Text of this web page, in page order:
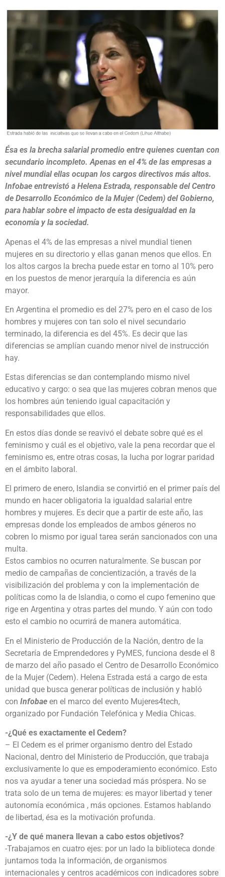
Ésa es la brecha salarial promedio entre quienes cuentan con
secundario incompleto. Apenas en el 4% de las empresas a
nivel mundial ellas ocupan los cargos directivos más altos.
Infobae entrevistó a Helena Estrada, responsable del Centro
de Desarrollo Económico de la Mujer (Cedem) del Gobierno,
para hablar sobre el impacto de esta desigualdad en la
economía y la sociedad.
Apenas el 4% de las empresas a nivel mundial tienen
mujeres en su directorio y ellas ganan menos que ellos. En
los altos cargos la brecha puede estar en torno al 10% pero
en los puestos de menor jerarquía la diferencia es aún
mayor.
En Argentina el promedio es del 27% pero en el caso de los
hombres y mujeres con tan solo el nivel secundario
terminado, la diferencia es del 45%. Es decir que las
diferencias se amplían cuando menor nivel de instrucción
hay.
Estas diferencias se dan contemplando mismo nivel
educativo y cargo: o sea que las mujeres cobran menos que
los hombres aún teniendo igual capacitación y
responsabilidades que ellos.
En estos días donde se reavivó el debate sobre qué es el
feminismo y cuál es el objetivo, vale la pena recordar que el
feminismo es, entre otras cosas, la lucha por lograr paridad
en el ámbito laboral.
El primero de enero, Islandia se convirtió en el primer país del
mundo en hacer obligatoria la igualdad salarial entre
hombres y mujeres. Es decir que a partir de este año, las
empresas donde los empleados de ambos géneros no
cobren lo mismo por igual tarea serán sancionados con una
multa.
Estos cambios no ocurren naturalmente. Se buscan por
medio de campañas de concientización, a través de la
visibilización del problema y con la implementación de
políticas como la de Islandia, o como el cupo femenino que
rige en Argentina y otras partes del mundo. Y aún con todo
esto el cambio no ocurrirá de manera automática.
En el Ministerio de Producción de la Nación, dentro de la
Secretaría de Emprendedores y PyMES, funciona desde el 8
de marzo del año pasado el Centro de Desarrollo Económico
de la Mujer (Cedem). Helena Estrada está a cargo de esta
unidad que busca generar políticas de inclusión y habló
con Infobae en el marco del evento Mujeres4tech,
organizado por Fundación Telefónica y Media Chicas.
-¿Qué es exactamente el Cedem?
– El Cedem es el primer organismo dentro del Estado
Nacional, dentro del Ministerio de Producción, que trabaja
exclusivamente lo que es empoderamiento económico. Esto
nos va ayudar a tener una sociedad más próspera. No se
trata solo de un tema de mujeres: es mayor libertad y tener
autonomía económica , más opciones. Estamos hablando
de libertad, ésa es la motivación profunda.
-¿Y de qué manera llevan a cabo estos objetivos?
-Trabajamos en cuatro ejes: por un lado la biblioteca donde
juntamos toda la información, de organismos
internacionales y centros académicos con indicadores sobre